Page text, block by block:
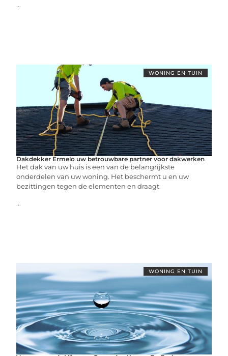
...
WONING EN TUIN
Dakdekker Ermelo uw betrouwbare partner voor dakwerken
Het dak van uw huis is een van de belangrijkste
onderdelen van uw woning. Het beschermt u en uw
bezittingen tegen de elementen en draagt
...
WONING EN TUIN